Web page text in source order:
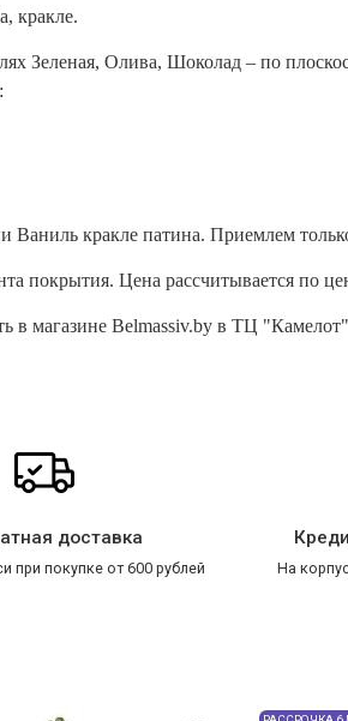
кракле.
Зеленая, Олива, Шоколад – по
Ваниль кракле патина. Приемлем
покрытия. Цена рассчитывается по
в магазине Belmassiv.by в ТЦ
доставка
при покупке от 600 рублей
На